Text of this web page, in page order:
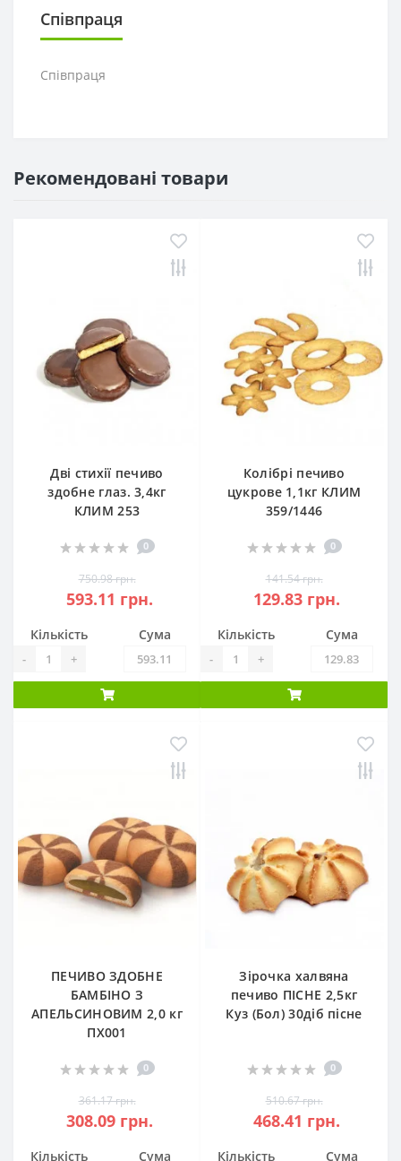
Співпраця
Співпраця
Рекомендовані товари
Дві стихії печиво
здобне глаз. 3,4кг
КЛИМ 253
0
750.98 грн.
593.11 грн.
Кількість
- +
Сума
Колібрі печиво
цукрове 1,1кг КЛИМ
359/1446
0
141.54 грн.
129.83 грн.
Кількість
- +
Сума
ПЕЧИВО ЗДОБНЕ
БАМБІНО З
АПЕЛЬСИНОВИМ 2,0 кг
ПХ001
0
361.17 грн.
308.09 грн.
Кількість Сума
Зірочка халвяна
печиво ПІСНЕ 2,5кг
Куз (Бол) 30діб пісне
0
510.67 грн.
468.41 грн.
Кількість Сума